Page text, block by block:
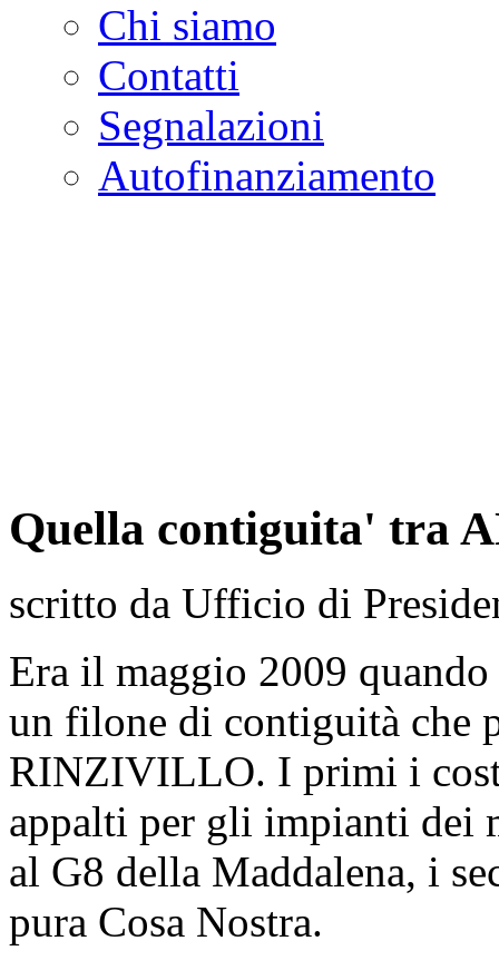
Chi siamo
Contatti
Segnalazioni
Autofinanziamento
Quella contiguita' tra
scritto da Ufficio di
Era il maggio 2009
un filone di contiguità che
RINZIVILLO. I primi i
appalti per gli impianti dei
al G8 della Maddalena, i
pura Cosa Nostra.